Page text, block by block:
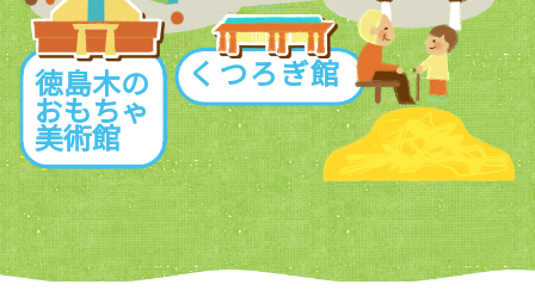
徳
島
木
の
お
も
ち
く
つ
ろ
ぎ
館